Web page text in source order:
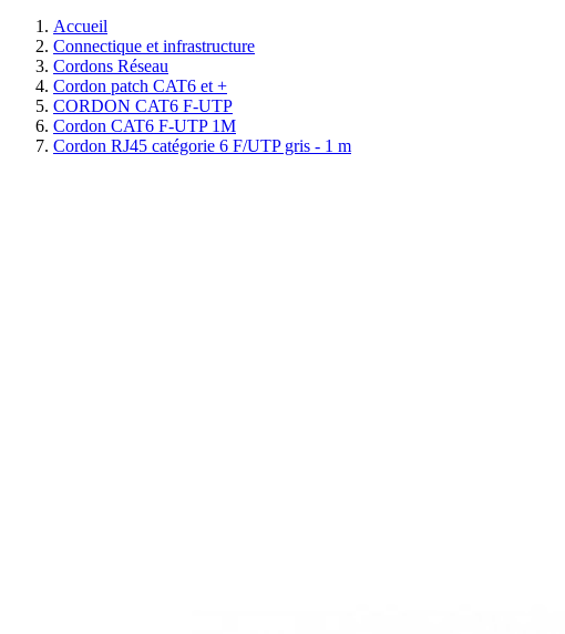
Accueil
Connectique et infrastructure
Cordons Réseau
Cordon patch CAT6 et +
CORDON CAT6 F-UTP
Cordon CAT6 F-UTP 1M
Cordon RJ45 catégorie 6 F/UTP gris - 1 m